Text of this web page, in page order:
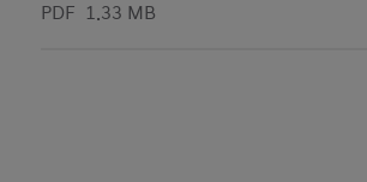
PDF 1.33 MB